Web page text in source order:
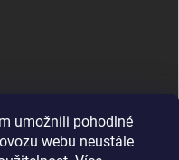
umožnili pohodlné
webu neustále